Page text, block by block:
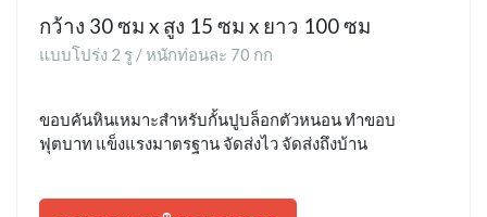
กว้าง 30 ซม x สูง 15 ซม x ยาว 100 ซม
แบบโปร่ง 2 รู / หนักท่อนละ 70 กก
ขอบคันหินเหมาะสำหรับกั้นปูบล็อกตัวหนอน ทำขอบ
ฟุตบาท แข็งแรงมาตรฐาน จัดส่งไว จัดส่งถึงบ้าน